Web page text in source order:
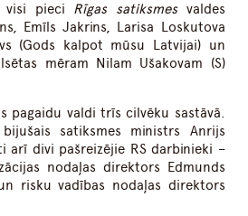
visi pieci Rīgas satiksmesvaldes
Emīls Jakrins, Larisa Loskutova
(Gods kalpot mūsu Latvijai) un
mēram Nilam Ušakovam (S)
pagaidu valdi trīs cilvēku sastāvā.
satiksmes ministrs Anrijs
arī divi pašreizējie RS darbinieki –
nodaļas direktors Edmunds
risku vadības nodaļas direktors